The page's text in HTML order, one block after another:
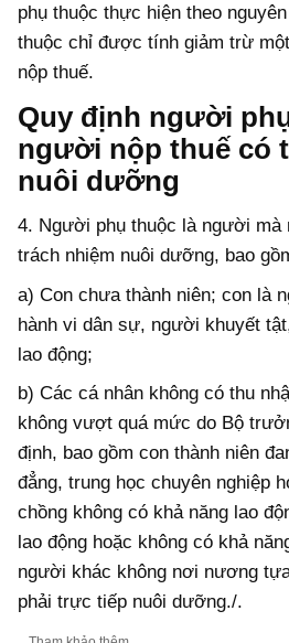
phụ thuộc thực hiện theo
thuộc chỉ được tính giảm trừ
nộp thuế.
Quy định người
người nộp thuế có
nuôi dưỡng
4. Người phụ thuộc là người mà
trách nhiệm nuôi dưỡng, bao
a) Con chưa thành niên; con là
hành vi dân sự, người khuyết
lao động;
b) Các cá nhân không có thu
không vượt quá mức do Bộ
định, bao gồm con thành niên
đẳng, trung học chuyên nghiệp
chồng không có khả năng lao
lao động hoặc không có khả
người khác không nơi nương
phải trực tiếp nuôi dưỡng./.